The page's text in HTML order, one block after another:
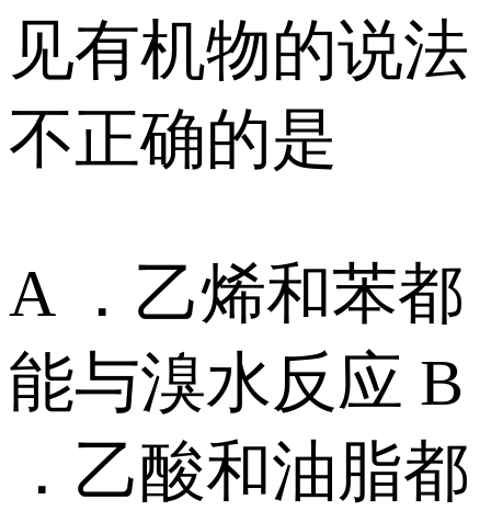
见有机物的说法
不正确的是
A ．乙烯和苯都
能与溴水反应 B
．乙酸和油脂都